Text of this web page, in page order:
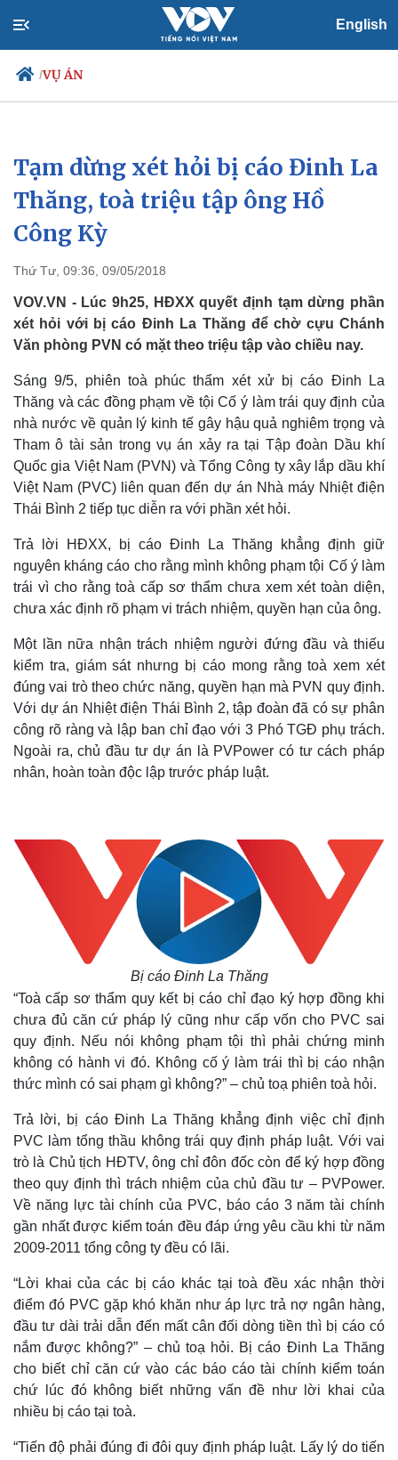
English
/VỤ ÁN
Chính trị
Đảng
Tổ chức nhân sự
Quốc hội
Nhận diện sự thật
Xã hội
Tin 24h
Dự báo thời tiết
Thế giới
Quan sát
Cuộc sống đó đây
Hồ sơ
Multimedia
Video
Ảnh
E-Magazine
Tạm dừng xét hỏi bị cáo Đinh La
Thăng, toà triệu tập ông Hồ
Công Kỳ
Thứ Tư, 09:36, 09/05/2018
VOV.VN - Lúc 9h25, HĐXX quyết định tạm dừng phần
xét hỏi với bị cáo Đinh La Thăng để chờ cựu Chánh
Văn phòng PVN có mặt theo triệu tập vào chiều nay.
Sáng 9/5, phiên toà phúc thẩm xét xử bị cáo Đinh La
Thăng và các đồng phạm về tội Cố ý làm trái quy định của
nhà nước về quản lý kinh tế gây hậu quả nghiêm trọng và
Tham ô tài sản trong vụ án xảy ra tại Tập đoàn Dầu khí
Quốc gia Việt Nam (PVN) và Tổng Công ty xây lắp dầu khí
Việt Nam (PVC) liên quan đến dự án Nhà máy Nhiệt điện
Thái Bình 2 tiếp tục diễn ra với phần xét hỏi.
Trả lời HĐXX, bị cáo Đinh La Thăng khẳng định giữ
nguyên kháng cáo cho rằng mình không phạm tội Cố ý làm
trái vì cho rằng toà cấp sơ thẩm chưa xem xét toàn diện,
chưa xác định rõ phạm vi trách nhiệm, quyền hạn của ông.
Một lần nữa nhận trách nhiệm người đứng đầu và thiếu
kiểm tra, giám sát nhưng bị cáo mong rằng toà xem xét
đúng vai trò theo chức năng, quyền hạn mà PVN quy định.
Với dự án Nhiệt điện Thái Bình 2, tập đoàn đã có sự phân
công rõ ràng và lập ban chỉ đạo với 3 Phó TGĐ phụ trách.
Ngoài ra, chủ đầu tư dự án là PVPower có tư cách pháp
nhân, hoàn toàn độc lập trước pháp luật.
Bị cáo Đinh La Thăng
“Toà cấp sơ thẩm quy kết bị cáo chỉ đạo ký hợp đồng khi
chưa đủ căn cứ pháp lý cũng như cấp vốn cho PVC sai
quy định. Nếu nói không phạm tội thì phải chứng minh
không có hành vi đó. Không cố ý làm trái thì bị cáo nhận
thức mình có sai phạm gì không?” – chủ toạ phiên toà hỏi.
Trả lời, bị cáo Đinh La Thăng khẳng định việc chỉ định
PVC làm tổng thầu không trái quy định pháp luật. Với vai
trò là Chủ tịch HĐTV, ông chỉ đôn đốc còn để ký hợp đồng
theo quy định thì trách nhiệm của chủ đầu tư – PVPower.
Về năng lực tài chính của PVC, báo cáo 3 năm tài chính
gần nhất được kiểm toán đều đáp ứng yêu cầu khi từ năm
2009-2011 tổng công ty đều có lãi.
“Lời khai của các bị cáo khác tại toà đều xác nhận thời
điểm đó PVC gặp khó khăn như áp lực trả nợ ngân hàng,
đầu tư dài trải dẫn đến mất cân đối dòng tiền thì bị cáo có
nắm được không?” – chủ toạ hỏi. Bị cáo Đinh La Thăng
cho biết chỉ căn cứ vào các báo cáo tài chính kiểm toán
chứ lúc đó không biết những vấn đề như lời khai của
nhiều bị cáo tại toà.
“Tiến độ phải đúng đi đôi quy định pháp luật. Lấy lý do tiến